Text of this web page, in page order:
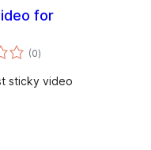
for
(0एकूण
मूल्यांकन
)
sticky video